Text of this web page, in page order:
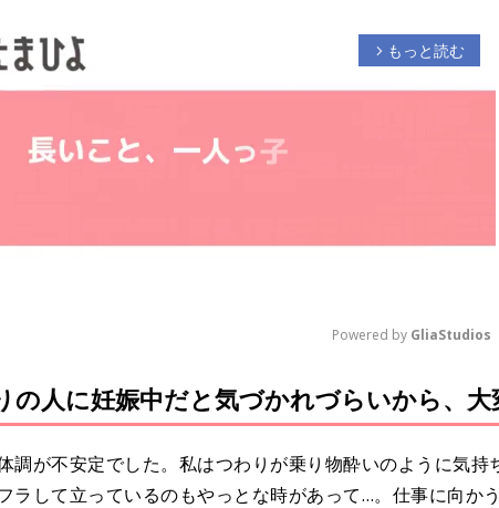
arrow_forward_ios もっと読む
M
u
t
e
Powered by GliaStudios
の人に妊娠中だと気づかれづらいから、大
調が不安定でした。私はつわりが乗り物酔いのように気持
ラして立っているのもやっとな時があって…。仕事に向か